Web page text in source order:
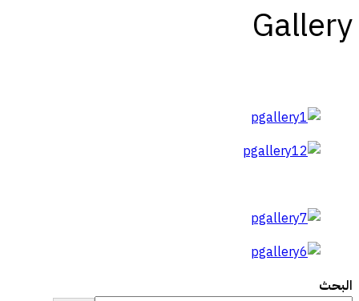
Gallery
البحث